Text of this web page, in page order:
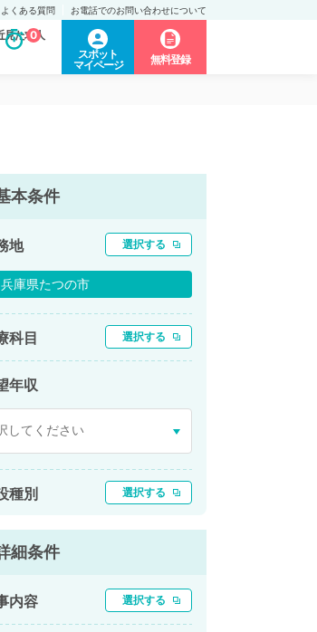
よくある質問 お電話でのお問い合わせについて
見た求人
0
スポット
マイページ
無料登録
本条件
地 選択する
兵庫県たつの市
科目 選択する
年収
種別 選択する
細条件
内容 選択する